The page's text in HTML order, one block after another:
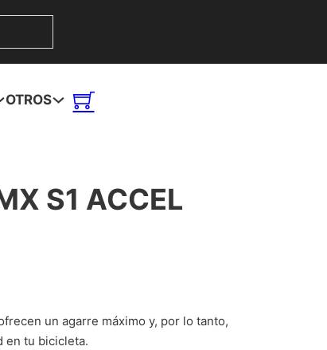
OTROS
S1 ACCEL
un agarre máximo y, por lo tanto,
en tu bicicleta.